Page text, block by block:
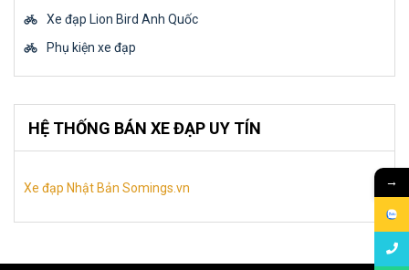
Xe đạp Lion Bird Anh Quốc
Phụ kiện xe đạp
HỆ THỐNG BÁN XE ĐẠP UY TÍN
Xe đạp Nhật Bản Somings.vn →